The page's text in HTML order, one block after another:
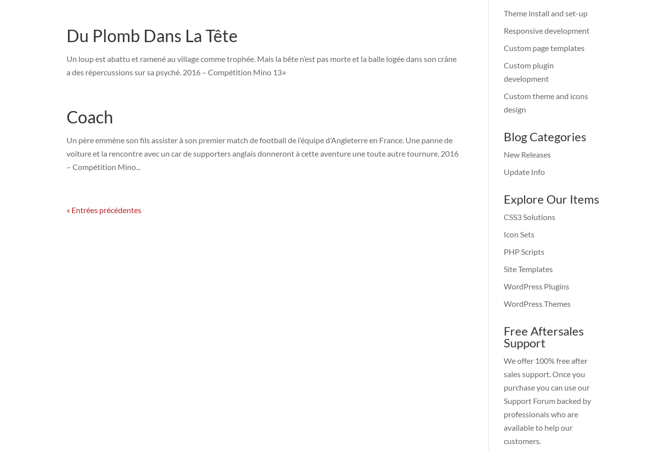
Du Plomb Dans La Tête
Un loup est abattu et ramené au village comme trophée. Mais la bête n’est pas morte et la balle logée dans son crâne
a des répercussions sur sa psyché. 2016 – Compétition Mino 13+
Coach
Un père emmène son fils assister à son premier match de football de l’équipe d’Angleterre en France. Une panne de
voiture et la rencontre avec un car de supporters anglais donneront à cette aventure une toute autre tournure. 2016
– Compétition Mino...
« Entrées précédentes
Theme install and set-up
Responsive development
Custom page templates
Custom plugin
development
Custom theme and icons
design
Blog Categories
New Releases
Update Info
Explore Our Items
CSS3 Solutions
Icon Sets
PHP Scripts
Site Templates
WordPress Plugins
WordPress Themes
Free Aftersales
Support
We offer 100% free after
sales support. Once you
purchase you can use our
Support Forum backed by
professionals who are
available to help our
customers.